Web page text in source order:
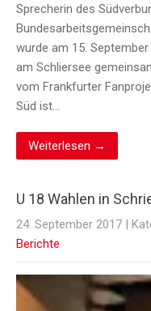
Sprecherin des
wurde am 15.
am Schliersee
vom Frankfurter
Süd ist…
Weiterlesen →
U 18 Wahlen in
24. September 2017 |
Berichte